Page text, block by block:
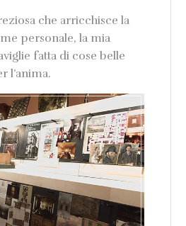
che arricchisce la
personale, la mia
fatta di cose belle
l’anima.